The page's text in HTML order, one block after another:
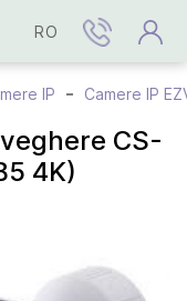
RO
IP Camere IP
CS-
4K)